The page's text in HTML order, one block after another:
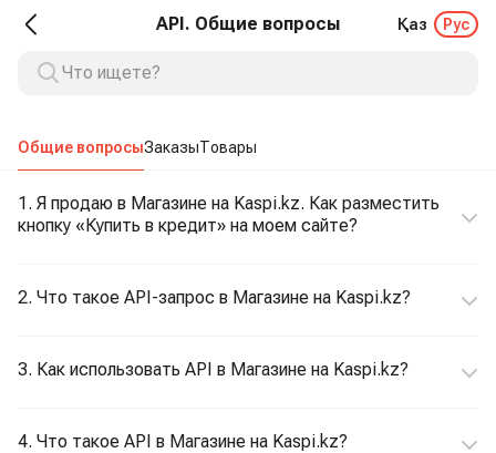
API. Общие вопросы Қаз Рус
Общие вопросыЗаказыТовары
1. Я продаю в Магазине на Kaspi.kz. Как разместить
кнопку «Купить в кредит» на моем сайте?
2. Что такое API-запрос в Магазине на Kaspi.kz?
3. Как использовать API в Магазине на Kaspi.kz?
4. Что такое API в Магазине на Kaspi.kz?